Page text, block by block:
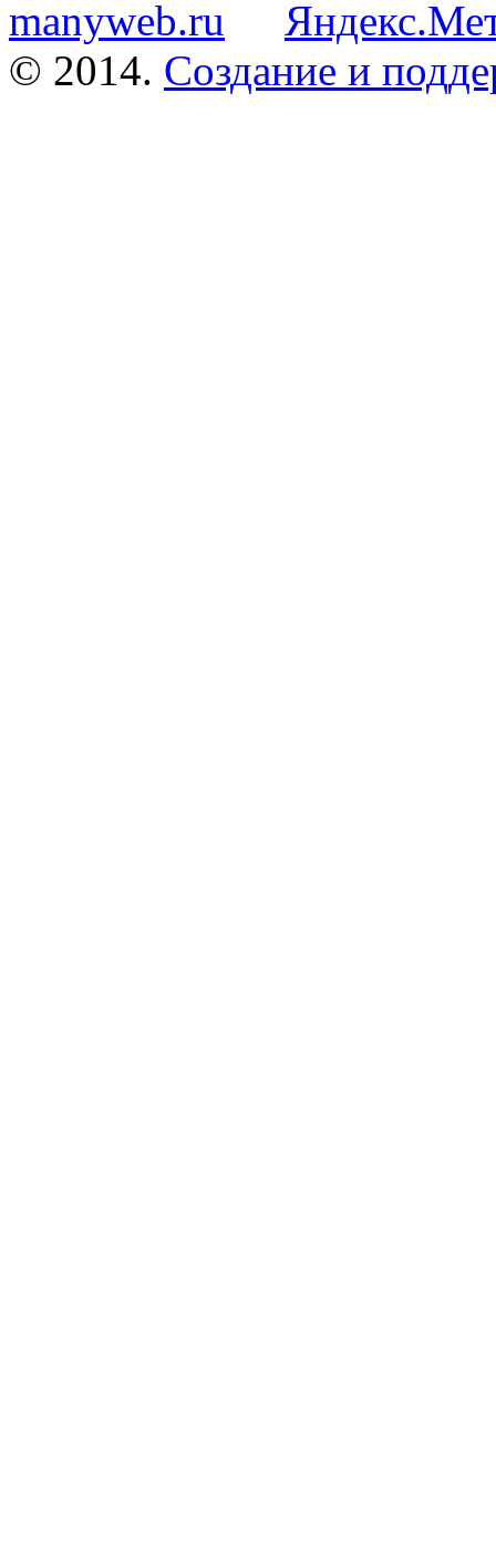
© 2014. Создание и